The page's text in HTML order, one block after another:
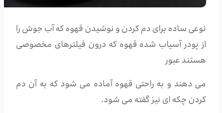
نوعی ساده برای دم کردن و نوشیدن قهوه که آب جوش را
از پودر آسیاب شده قهوه که درون فیلترهای مخصوصی
هستند عبور
می دهند و به راحتی قهوه آماده می شود که به آن دم
کردن چکه ای نیز گفته می شود.